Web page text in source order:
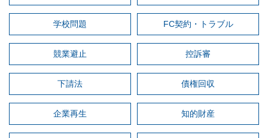
学校問題 FC契約・トラブル
競業避止 控訴審
下請法 債権回収
企業再生 知的財産